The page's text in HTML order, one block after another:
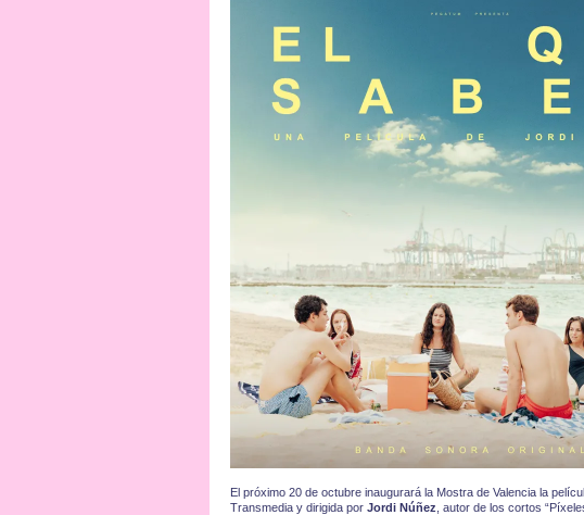
El próximo 20 de octubre inaugurará la Mostra de Valencia la
Transmedia y dirigida por Jordi Núñez , autor de los cortos